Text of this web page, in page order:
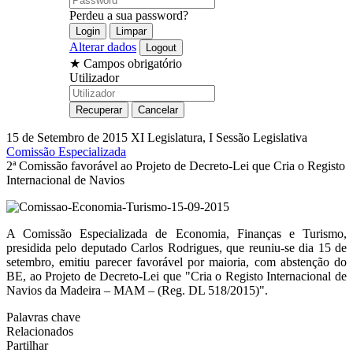
Perdeu a sua password?
Alterar dados
★ Campos obrigatório
Utilizador
15 de Setembro de 2015 XI Legislatura, I Sessão Legislativa
Comissão Especializada
2ª Comissão favorável ao Projeto de Decreto-Lei que Cria o Registo
Internacional de Navios
A Comissão Especializada de Economia, Finanças e Turismo,
presidida pelo deputado Carlos Rodrigues, que reuniu-se dia 15 de
setembro, emitiu parecer favorável por maioria, com abstenção do
BE, ao Projeto de Decreto-Lei que "Cria o Registo Internacional de
Navios da Madeira – MAM – (Reg. DL 518/2015)".
Palavras chave
Relacionados
Partilhar